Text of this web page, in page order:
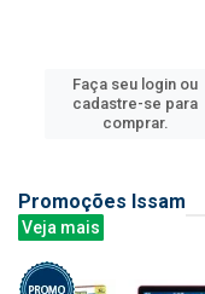
Faça seu login ou
cadastre-se para
comprar.
Promoções Issam
Veja mais